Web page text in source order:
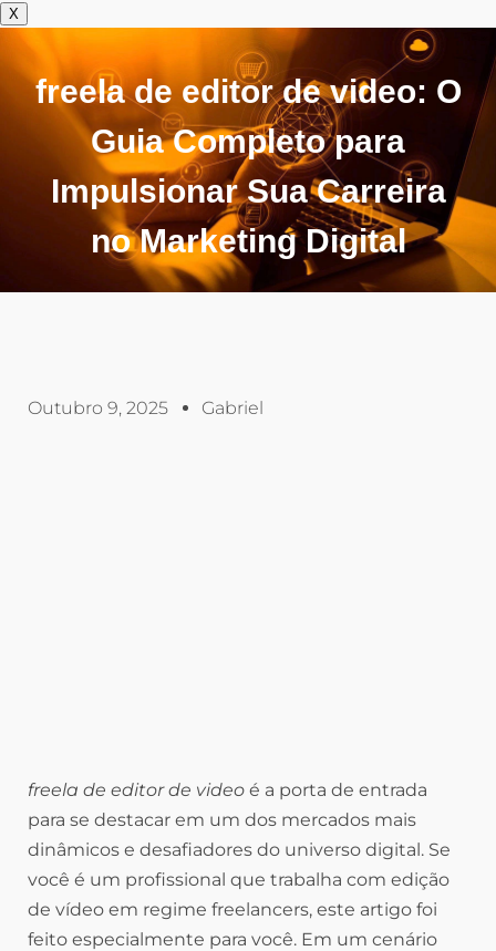
X
freela de editor de video: O
Guia Completo para
Impulsionar Sua Carreira
no Marketing Digital
Outubro 9, 2025 Gabriel
freela de editor de video é a porta de entrada
para se destacar em um dos mercados mais
dinâmicos e desafiadores do universo digital. Se
você é um profissional que trabalha com edição
de vídeo em regime freelancers, este artigo foi
feito especialmente para você. Em um cenário